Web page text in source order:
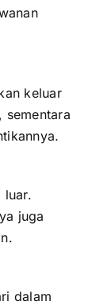
keluar
sementara
luar.
juga
dalam